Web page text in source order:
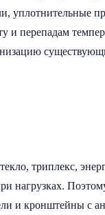
триплекс,
нагрузках.
и кронштейны с